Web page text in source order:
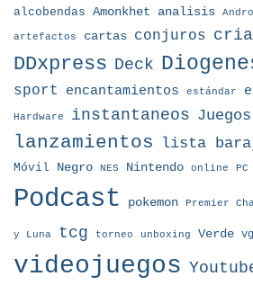
alcobendas Amonkhet analisis
artefactos cartas conjuros
DDxpress Deck
sport
encantamientos estándar
Hardware instantaneos
lanzamientos lista
Móvil Negro NES Nintendo online PC
Podcast pokemon Premier
y Luna tcg torneo unboxing Verde
videojuegos